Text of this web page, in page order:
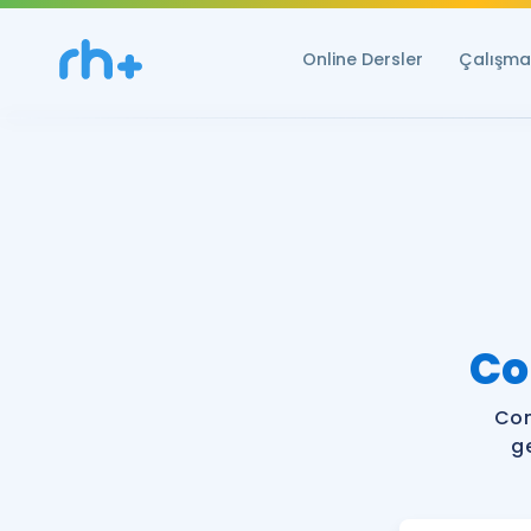
Online Dersler